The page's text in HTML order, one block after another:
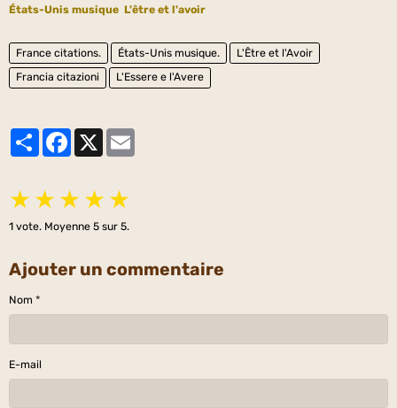
États-Unis musique L'être et l'avoir
France citations. États-Unis musique.
L'Être et l'Avoir
Francia citazioni
L'Essere e l'Avere
PartagerFacebook
★ ★ ★ ★ ★
1 vote. Moyenne 5 sur 5.
Ajouter un commentaire
Nom
E-mail